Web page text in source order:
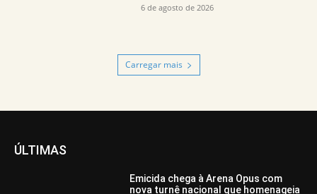
6 de agosto de 2026
Carregar mais
ÚLTIMAS
Emicida chega à Arena Opus com
nova turnê nacional que homenageia